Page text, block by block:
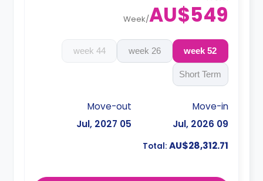
AU$549
/
Week
52 week
26 week
44 week
Short Term
Move-in
09 Jul, 2026
Move-out
05 Jul, 2027
Total: AU$28,312.71